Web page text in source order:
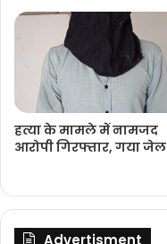
हत्या के मामले में नामजद
आरोपी गिरफ्तार, गया जेल
Advertisment